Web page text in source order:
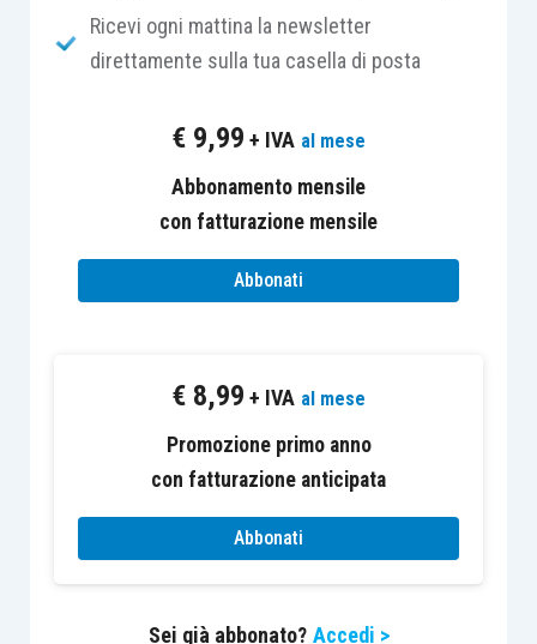
essere regolarmente costituite, iscritte e
diritti, non in liquidazione volontaria o
sottoposte a procedure concorsuali,
non in difficoltà al 31 dicembre 2019, fatte
salve le deroghe previste per le micro e
piccole imprese dalla disciplina in materia
almenodue bilanci approvati e
depositati
presso il Registro delle
imprese ovvero avendo presentato, nel
almeno due dichiarazioni dei
Ricevi ogni mattina la newsletter
direttamente sulla tua casella di posta
€ 9,99 + IVA al mese
Abbonamento mensile
con fatturazione mensile
Abbonati
€ 8,99 + IVA al mese
Promozione primo anno
con fatturazione anticipata
Abbonati
Sei già abbonato? Accedi >